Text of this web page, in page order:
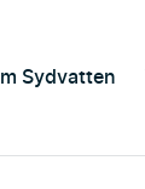
Sydvatten